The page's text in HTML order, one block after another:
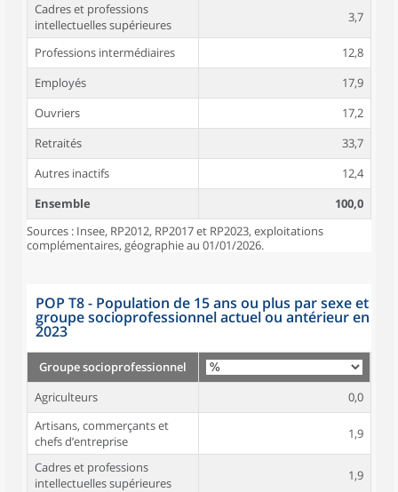
Cadres et professions
intellectuelles supérieures
3,7
Professions intermédiaires
12,8
Employés
17,9
Ouvriers
17,2
Retraités
33,7
Autres inactifs
12,4
Ensemble
100,0
Sources : Insee, RP2012, RP2017 et RP2023, exploitations
complémentaires, géographie au 01/01/2026.
POP T8 - Population de 15 ans ou plus par sexe et
groupe socioprofessionnel actuel ou antérieur en
2023
Groupe socioprofessionnel
Agriculteurs
0,0
Artisans, commerçants et
chefs d’entreprise
1,9
Cadres et professions
intellectuelles supérieures
1,9